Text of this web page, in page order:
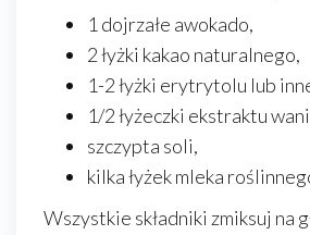
1 dojrzałe awokado,
2 łyżki kakao naturalnego,
1-2 łyżki erytrytolu lub
1/2 łyżeczki ekstraktu
szczypta soli,
kilka łyżek mleka
Wszystkie składniki zmiksuj na